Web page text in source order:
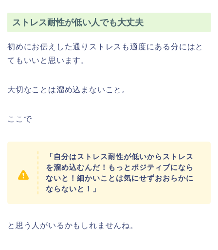
ストレス耐性が低い人でも大丈夫
初めにお伝えした通りストレスも適度にある分にはと
てもいいと思います。
大切なことは溜め込まないこと。
ここで
「自分はストレス耐性が低いからストレス
を溜め込むんだ！もっとポジティブになら
ないと！細かいことは気にせずおおらかに
ならないと！」
と思う人がいるかもしれませんね。